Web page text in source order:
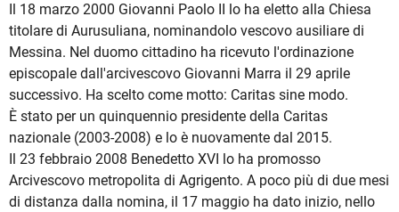
Il 18 marzo 2000 Giovanni Paolo II lo ha eletto alla Chiesa
titolare di Aurusuliana, nominandolo vescovo ausiliare di
Messina. Nel duomo cittadino ha ricevuto l'ordinazione
episcopale dall'arcivescovo Giovanni Marra il 29 aprile
successivo. Ha scelto come motto: Caritas sine modo.
È stato per un quinquennio presidente della Caritas
nazionale (2003-2008) e lo è nuovamente dal 2015.
Il 23 febbraio 2008 Benedetto XVI lo ha promosso
Arcivescovo metropolita di Agrigento. A poco più di due mesi
di distanza dalla nomina, il 17 maggio ha dato inizio, nello